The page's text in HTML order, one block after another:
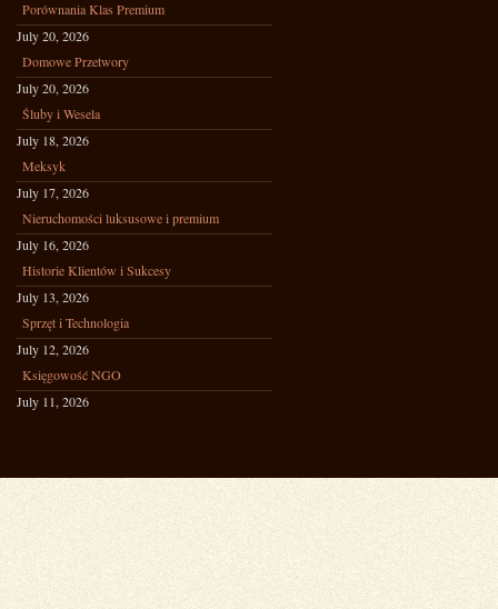
Porównania Klas Premium
July 20, 2026
Domowe Przetwory
July 20, 2026
Śluby i Wesela
July 18, 2026
Meksyk
July 17, 2026
Nieruchomości luksusowe i premium
July 16, 2026
Historie Klientów i Sukcesy
July 13, 2026
Sprzęt i Technologia
July 12, 2026
Księgowość NGO
July 11, 2026